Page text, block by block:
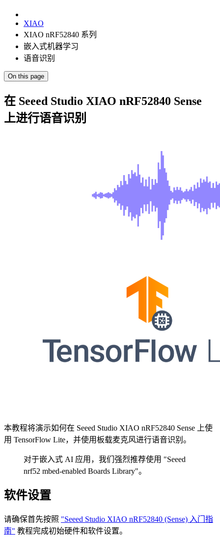
XIAO
XIAO nRF52840 系列
嵌入式机器学习
语音识别
On this page
在 Seeed Studio XIAO nRF52840 Sense
上进行语音识别
本教程将演示如何在 Seeed Studio XIAO nRF52840 Sense 上使
用 TensorFlow Lite，并使用板载麦克风进行语音识别。
对于嵌入式 AI 应用，我们强烈推荐使用 "Seeed
nrf52 mbed-enabled Boards Library"。
软件设置
请确保首先按照 "Seeed Studio XIAO nRF52840 (Sense) 入门指
南" 教程完成初始硬件和软件设置。